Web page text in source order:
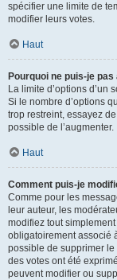
spécifier une limite de
modifier leurs votes.
Haut
Pourquoi ne puis-je
La limite d’options d’un
Si le nombre d’options
trop restreint, essayez
possible de l’augmenter.
Haut
Comment puis-je
Comme pour les
leur auteur, les
modifiez tout
obligatoirement associé
possible de supprimer
des votes ont été
peuvent modifier ou